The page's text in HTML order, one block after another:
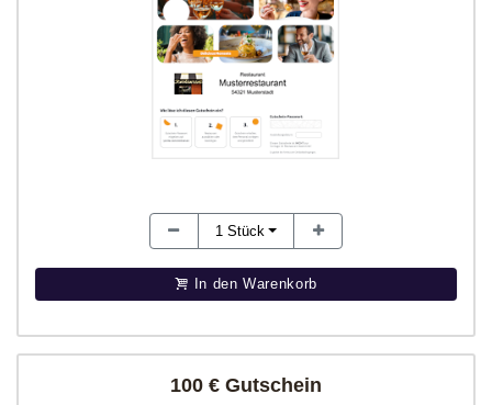
1 Stück
In den Warenkorb
100 € Gutschein